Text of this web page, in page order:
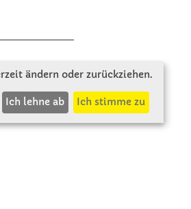
ändern oder zurückziehen.
Ich lehne ab Ich stimme zu